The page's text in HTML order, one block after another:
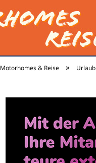
Motorhomes & Reise » Urlaub